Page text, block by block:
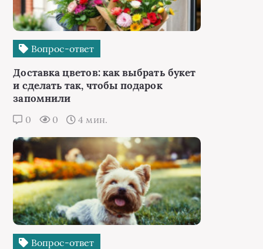
Вопрос-ответ
Доставка цветов: как выбрать букет
и сделать так, чтобы подарок
запомнили
0 0 4 мин.
Вопрос-ответ